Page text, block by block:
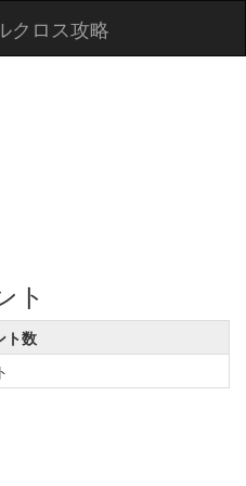
クロス攻略
ト
ト数